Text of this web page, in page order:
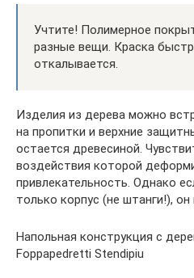
Учтите! Полимерное
разные вещи. Краска
откалывается.
Изделия из дерева можно
на пропитки и верхние
остается древесиной.
воздействия которой
привлекательность. Однако
только корпус (не штанги!),
Напольная конструкция с
Foppapedretti Stendipiu